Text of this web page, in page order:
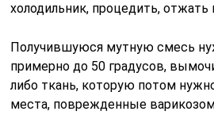
холодильник, процедить,
Получившуюся мутную смесь
примерно до 50 градусов,
либо ткань, которую потом
места, поврежденные